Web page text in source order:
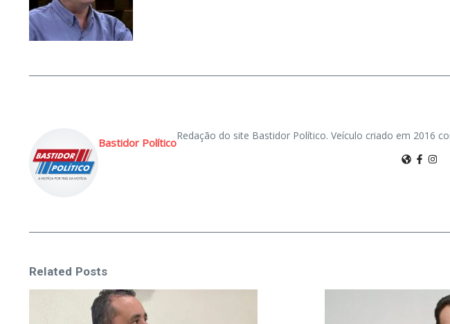
Bastidor Político
Redação do site Bastidor Político. Veículo criado em 2016
Related Posts